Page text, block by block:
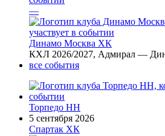
—
Динамо Москва ХК
КХЛ 2026/2027, Адмирал —
все события
Торпедо НН
5 сентября 2026
Спартак ХК